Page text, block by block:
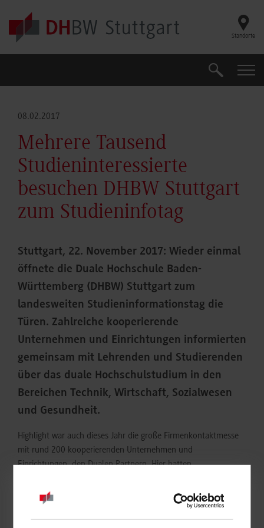
Skip to main content
Standorte
Suche
08.02.2017
Mehrere Tausend
Studieninteressierte
besuchen DHBW Stuttgart
zum Studieninfotag
Stuttgart, 22. November 2017: Wieder einmal
öffnete die Duale Hochschule Baden-
Württemberg (DHBW) Stuttgart zum
landesweiten Studieninformationstag die
Türen. Zahlreiche kooperierende
Unternehmen und Einrichtungen informierten
gemeinsam mit Lehrenden und Studierenden
über das duale Hochschulstudium in den
Bereichen Technik, Wirtschaft, Sozialwesen
und Gesundheit.
Highlight war auch dieses Jahr die große Firmenkontaktmesse
mit rund 200 kooperierenden Unternehmen und
Einrichtungen, den Dualen Partnern. Hier hatten
persönlich kennenzulernen, sich über das duale Studium zu
informieren oder direkt ihre Bewerbungsunterlagen abzugeben.
Denn wer an der DHBW Stuttgart studieren möchte, bewirbt